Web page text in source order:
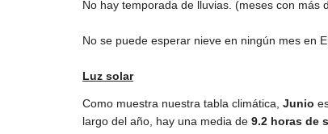
No hay temporada de lluvias. (meses con más
No se puede esperar nieve en ningún mes en
Luz solar
Como muestra nuestra tabla climática, Junio
largo del año, hay una media de 9.2 horas de